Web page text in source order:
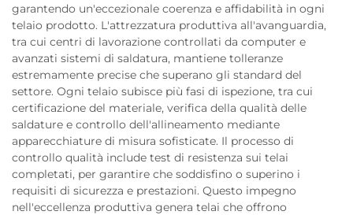
garantendo un'eccezionale coerenza e affidabilità in ogni
telaio prodotto. L'attrezzatura produttiva all'avanguardia,
tra cui centri di lavorazione controllati da computer e
avanzati sistemi di saldatura, mantiene tolleranze
estremamente precise che superano gli standard del
settore. Ogni telaio subisce più fasi di ispezione, tra cui
certificazione del materiale, verifica della qualità delle
saldature e controllo dell'allineamento mediante
apparecchiature di misura sofisticate. Il processo di
controllo qualità include test di resistenza sui telai
completati, per garantire che soddisfino o superino i
requisiti di sicurezza e prestazioni. Questo impegno
nell'eccellenza produttiva genera telai che offrono